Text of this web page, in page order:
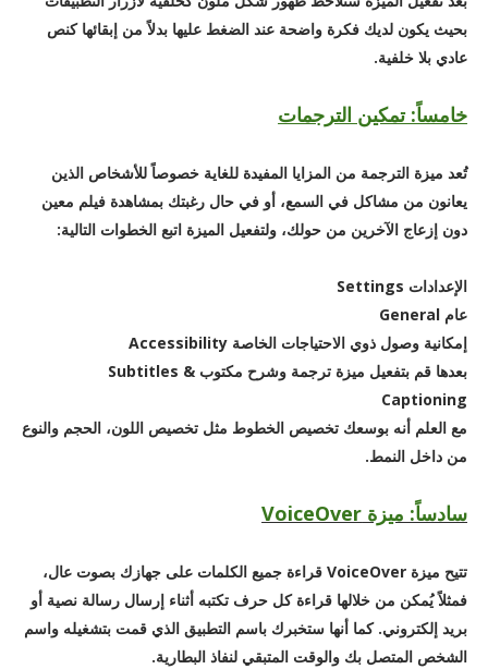
بحيث يكون لديك فكرة واضحة عند الضغط عليها بدلاً من إبقائها كنص
عادي بلا خلفية.
خامساً: تمكين الترجمات
تُعد ميزة الترجمة من المزايا المفيدة للغاية خصوصاً للأشخاص الذين
يعانون من مشاكل في السمع، أو في حال رغبتك بمشاهدة فيلم معين
دون إزعاج الآخرين من حولك، ولتفعيل الميزة اتبع الخطوات التالية:
الإعدادات Settings
عام General
إمكانية وصول ذوي الاحتياجات الخاصة Accessibility
بعدها قم بتفعيل ميزة ترجمة وشرح مكتوب Subtitles &
Captioning
مع العلم أنه بوسعك تخصيص الخطوط مثل تخصيص اللون، الحجم والنوع
من داخل النمط.
سادساً: ميزة VoiceOver
تتيح ميزة VoiceOver قراءة جميع الكلمات على جهازك بصوت عال،
فمثلاً يُمكن من خلالها قراءة كل حرف تكتبه أثناء إرسال رسالة نصية أو
بريد إلكتروني. كما أنها ستخبرك باسم التطبيق الذي قمت بتشغيله واسم
الشخص المتصل بك والوقت المتبقي لنفاذ البطارية.